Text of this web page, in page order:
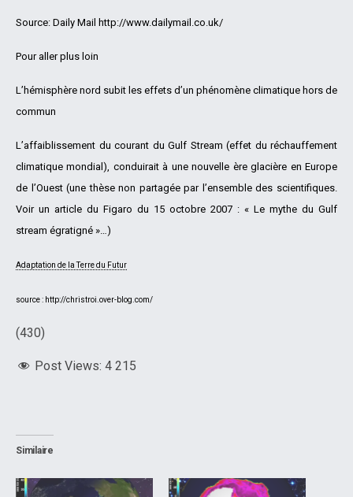
Source: Daily Mail http://www.dailymail.co.uk/
Pour aller plus loin
L’hémisphère nord subit les effets d’un phénomène climatique hors de
commun
L’affaiblissement du courant du Gulf Stream (effet du réchauffement
climatique mondial), conduirait à une nouvelle ère glacière en Europe
de l’Ouest (une thèse non partagée par l’ensemble des scientifiques.
Voir un article du Figaro du 15 octobre 2007 : « Le mythe du Gulf
stream égratigné »…)
Adaptation de la Terre du Futur
source : http://christroi.over-blog.com/
(430)
Post Views: 4 215
Similaire